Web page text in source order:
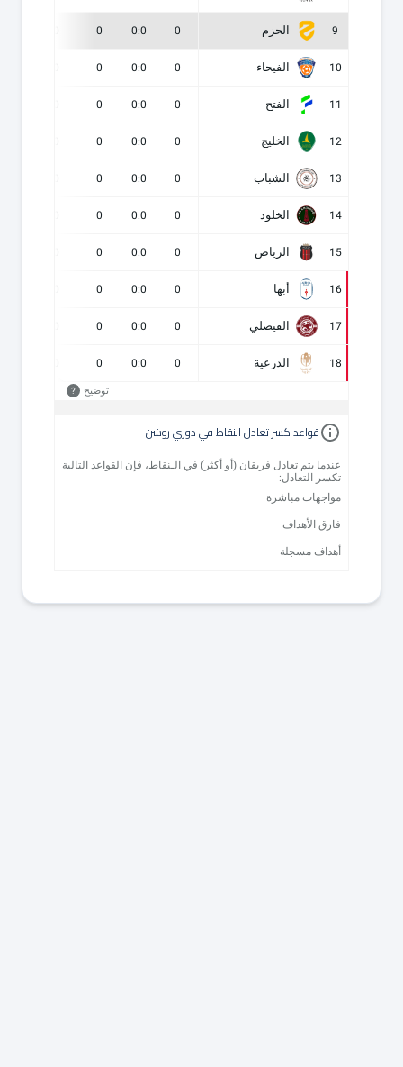
9 الحزم 0
0:0
0
10 الفيحاء 0
0:0
0
11 الفتح 0
0:0
0
12 الخليج 0
0:0
0
13 الشباب 0
0:0
0
14 الخلود 0
0:0
0
15 الرياض 0
0:0
0
16 أبها 0
0:0
0
17 الفيصلي 0
0:0
0
18 الدرعية 0
0:0
0
توضيح ?
قواعد كسر تعادل النقاط في دوري روشن
عندما يتم تعادل فريقان (أو أكثر) في الـنقاط، فإن القواعد التالية
تكسر التعادل:
مواجهات مباشرة
فارق الأهداف
أهداف مسجلة